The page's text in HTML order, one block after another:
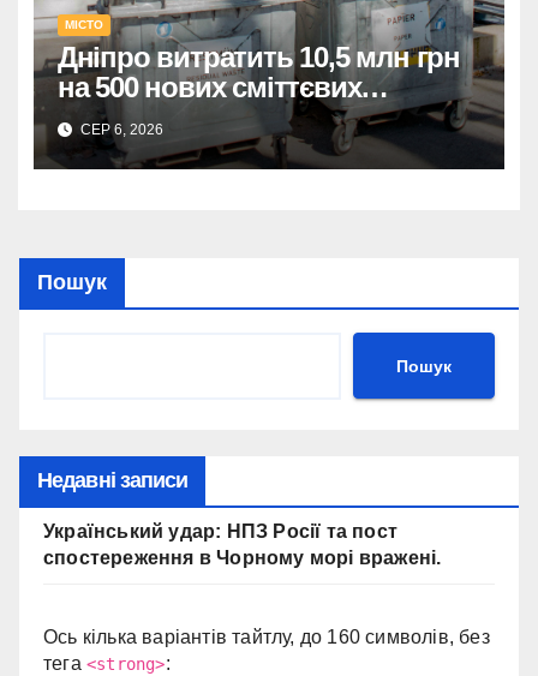
МІСТО
Дніпро витратить 10,5 млн грн
на 500 нових сміттєвих
контейнерів.
СЕР 6, 2026
Пошук
Пошук
Недавні записи
Український удар: НПЗ Росії та пост
спостереження в Чорному морі вражені.
Ось кілька варіантів тайтлу, до 160 символів, без
тега <strong>: